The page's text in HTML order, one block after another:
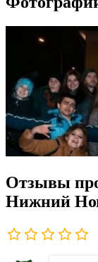
Отзывы
Нижний